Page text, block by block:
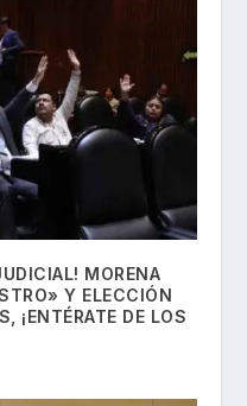
MORENA
Y ELECCIÓN
¡ENTÉRATE DE LOS